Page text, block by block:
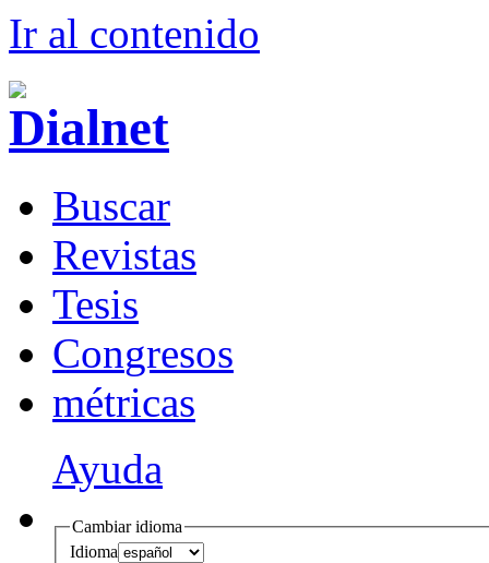
Ir al contenido
Buscar
Revistas
Tesis
Congresos
métricas
Ayuda
Cambiar idioma
Idioma